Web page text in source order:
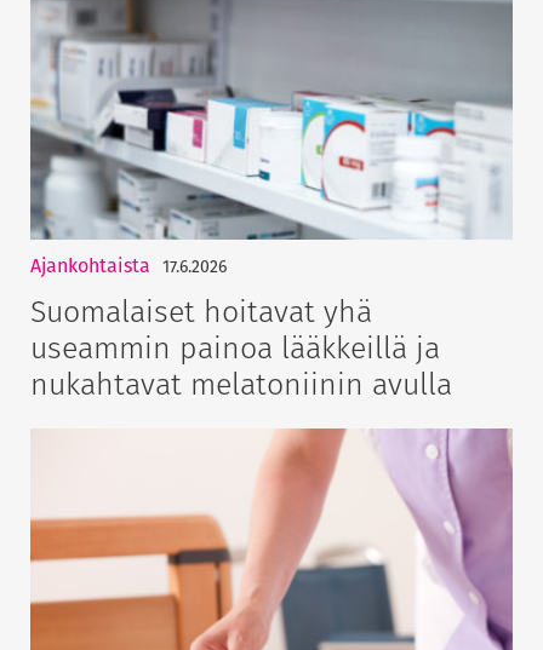
Ajankohtaista 17.6.2026
Suomalaiset hoitavat yhä
useammin painoa lääkkeillä ja
nukahtavat melatoniinin avulla